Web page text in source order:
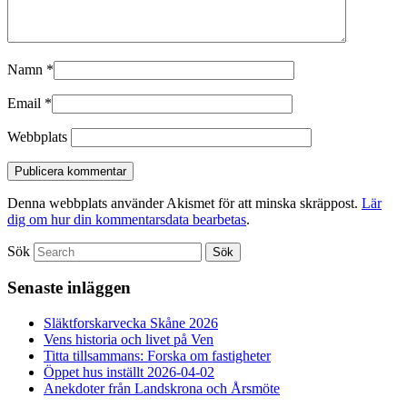
Namn *
Email *
Webbplats
Denna webbplats använder Akismet för att minska skräppost. Lär
dig om hur din kommentarsdata bearbetas.
Sök
Senaste inläggen
Släktforskarvecka Skåne 2026
Vens historia och livet på Ven
Titta tillsammans: Forska om fastigheter
Öppet hus inställt 2026-04-02
Anekdoter från Landskrona och Årsmöte